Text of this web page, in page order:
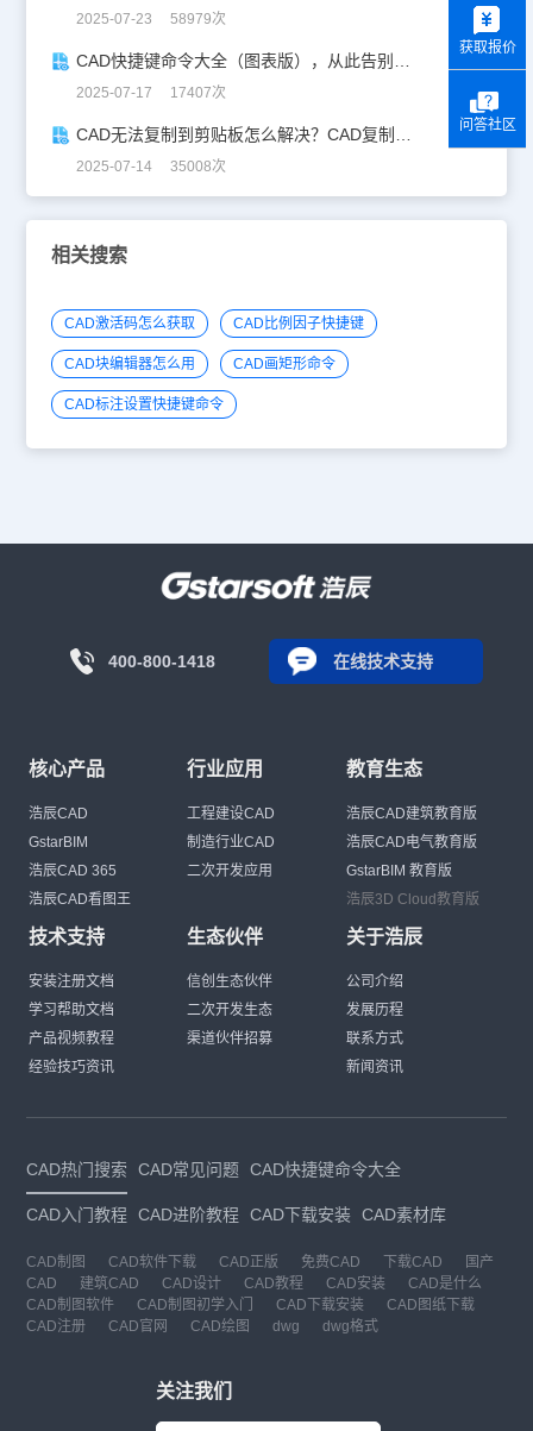
2025-07-23 58979次
2025-07-17 17407次
2025-07-14 35008次
相关搜索
CAD激活码怎么获取 CAD比例因子快捷键
CAD块编辑器怎么用 CAD画矩形命令
CAD标注设置快捷键命令
400-800-1418 在线技术支持
核心产品
浩辰CAD
GstarBIM
浩辰CAD 365
浩辰CAD看图王
行业应用
工程建设CAD
制造行业CAD
二次开发应用
教育生态
浩辰CAD建筑教育版
浩辰CAD电气教育版
GstarBIM 教育版
浩辰3D Cloud教育版
技术支持
安装注册文档
学习帮助文档
产品视频教程
经验技巧资讯
生态伙伴
信创生态伙伴
二次开发生态
渠道伙伴招募
关于浩辰
公司介绍
发展历程
联系方式
新闻资讯
CAD热门搜索 CAD常见问题 CAD快捷键命令大全
CAD入门教程 CAD进阶教程 CAD下载安装 CAD素材库
CAD制图 CAD软件下载 CAD正版 免费CAD 下载CAD
国产
CAD
建筑CAD CAD设计 CAD教程 CAD安装
CAD是什么
CAD制图软件
CAD制图初学入门 CAD下载安装
CAD图纸下载
CAD注册
CAD官网 CAD绘图 dwg dwg格式
关注我们
获取报价
问答社区